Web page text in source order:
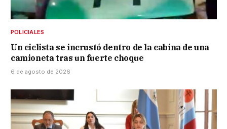
POLICIALES
Un ciclista se incrustó dentro de la cabina de una
camioneta tras un fuerte choque
6 de agosto de 2026